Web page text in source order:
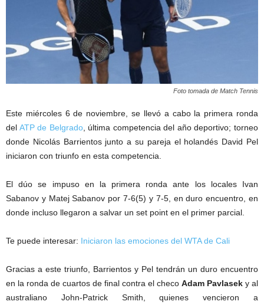
Foto tomada de Match Tennis
Este miércoles 6 de noviembre, se llevó a cabo la primera ronda
del ATP de Belgrado, última competencia del año deportivo; torneo
donde Nicolás Barrientos junto a su pareja el holandés David Pel
iniciaron con triunfo en esta competencia.
El dúo se impuso en la primera ronda ante los locales Ivan
Sabanov y Matej Sabanov por 7-6(5) y 7-5, en duro encuentro, en
donde incluso llegaron a salvar un set point en el primer parcial.
Te puede interesar: Iniciaron las emociones del WTA de Cali
Gracias a este triunfo, Barrientos y Pel tendrán un duro encuentro
en la ronda de cuartos de final contra el checo Adam Pavlasek y al
australiano John-Patrick Smith, quienes vencieron a